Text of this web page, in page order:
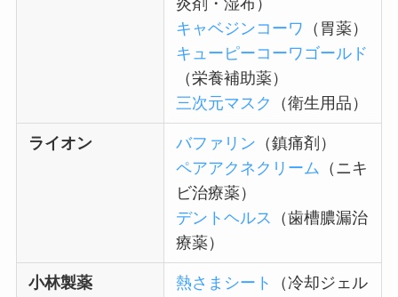
キャベジンコーワ
（胃薬）
キューピーコーワゴールド
（栄養補助薬）
三次元マスク
（衛生用品）
ライオン バファリン （鎮痛剤）
ペアアクネクリーム
（ニキ
ビ治療薬）
デントヘルス
（歯槽膿漏治
療薬）
小林製薬 熱さまシート
（冷却ジェル